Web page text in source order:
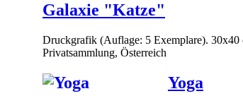
Galaxie "Katze"
Druckgrafik (Auflage: 5 Exemplare). 30x40
Privatsammlung, Österreich
Yoga